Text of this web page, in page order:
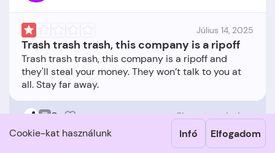
Cookie-kat használunk Infó Elfogadom
Július 14, 2025
Trash trash trash, this company is a ripoff
Trash trash trash, this company is a ripoff and
they'll steal your money. They won’t talk to you at
0 Show translation